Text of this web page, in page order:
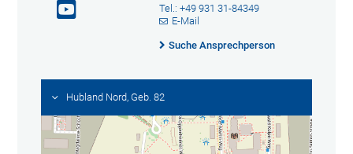
Tel.: +49 931 31-84349
E-Mail
Suche Ansprechperson
Hubland Nord, Geb. 82